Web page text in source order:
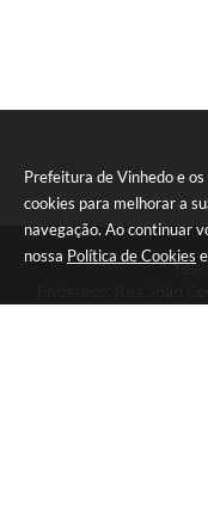
Prefeitura de Vinhedo e
cookies para melhorar a
navegação. Ao continuar
nossa Política de Cookies e
Endereço: Rua João